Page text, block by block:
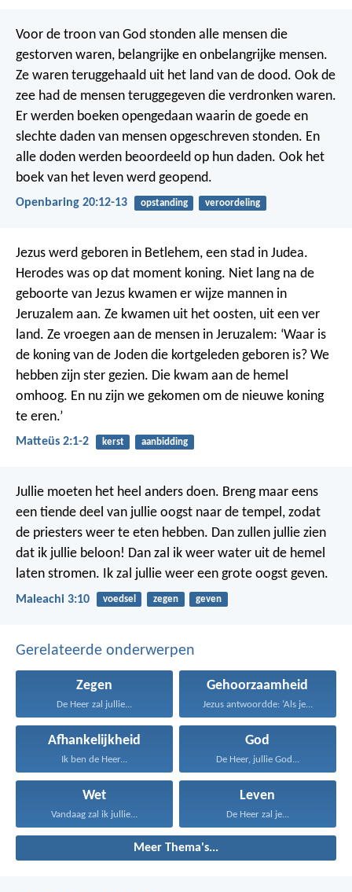
Voor de troon van God stonden alle mensen die
gestorven waren, belangrijke en onbelangrijke mensen.
Ze waren teruggehaald uit het land van de dood. Ook de
zee had de mensen teruggegeven die verdronken waren.
Er werden boeken opengedaan waarin de goede en
slechte daden van mensen opgeschreven stonden. En
alle doden werden beoordeeld op hun daden. Ook het
boek van het leven werd geopend.
Openbaring 20:12-13 opstanding veroordeling
Jezus werd geboren in Betlehem, een stad in Judea.
Herodes was op dat moment koning. Niet lang na de
geboorte van Jezus kwamen er wijze mannen in
Jeruzalem aan. Ze kwamen uit het oosten, uit een ver
land. Ze vroegen aan de mensen in Jeruzalem: ‘Waar is
de koning van de Joden die kortgeleden geboren is? We
hebben zijn ster gezien. Die kwam aan de hemel
omhoog. En nu zijn we gekomen om de nieuwe koning
te eren.’
Matteüs 2:1-2 kerst aanbidding
Jullie moeten het heel anders doen. Breng maar eens
een tiende deel van jullie oogst naar de tempel, zodat
de priesters weer te eten hebben. Dan zullen jullie zien
dat ik jullie beloon! Dan zal ik weer water uit de hemel
laten stromen. Ik zal jullie weer een grote oogst geven.
Maleachi 3:10 voedsel zegen geven
Gerelateerde onderwerpen
Zegen
De Heer zal jullie...
Gehoorzaamheid
Jezus antwoordde: ‘Als je...
Afhankelijkheid
Ik ben de Heer...
God
De Heer, jullie God...
Wet
Vandaag zal ik jullie...
Leven
De Heer zal je...
Meer Thema's...